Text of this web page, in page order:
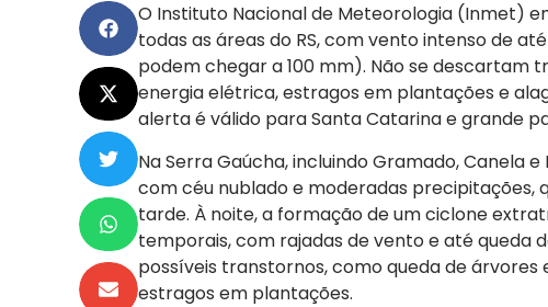
O Instituto Nacional de Meteorologia (Inmet)
todas as áreas do RS, com vento intenso de
podem chegar a 100 mm). Não se descartam
energia elétrica, estragos em plantações e
alerta é válido para Santa Catarina e grande
Na Serra Gaúcha, incluindo Gramado, Canela
com céu nublado e moderadas precipitações,
tarde. À noite, a formação de um ciclone
temporais, com rajadas de vento e até queda
possíveis transtornos, como queda de
estragos em plantações.